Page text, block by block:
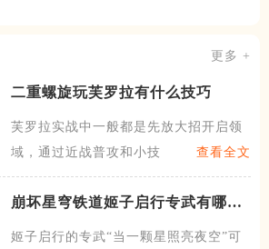
更多 +
二重螺旋玩芙罗拉有什么技巧
芙罗拉实战中一般都是先放大招开启领
域，通过近战普攻和小技能获
查看全文
崩坏星穹铁道姬子启行专武有哪些
姬子启行的专武“当一颗星照亮夜空”可